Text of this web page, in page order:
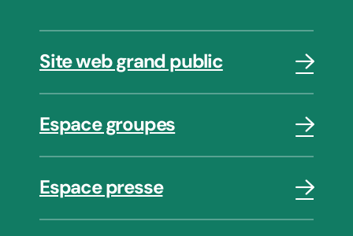
Site web grand public
Espace groupes
Espace presse